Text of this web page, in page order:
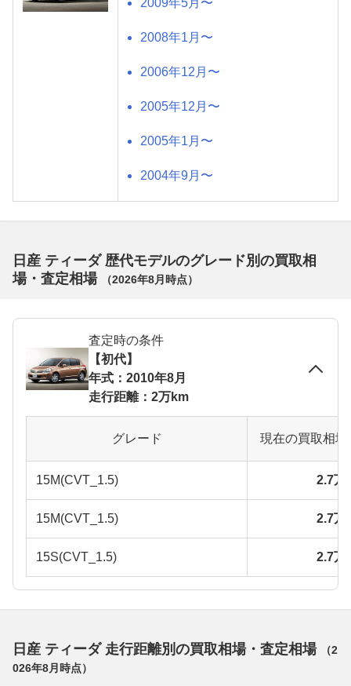
2009年5月〜
2008年1月〜
2006年12月〜
2005年12月〜
2005年1月〜
2004年9月〜
日産 ティーダ 歴代モデルのグレード別の買取相
場・査定相場
（2026年8月 時点）
査定時の条件
【初代】
年式：2010年8月
走行距離：2万km
グレード 現在の買取相
15M(CVT_1.5) 2.7万
15M(CVT_1.5) 2.7万
15S(CVT_1.5) 2.7万
日産 ティーダ 走行距離別の買取相場・査定相場 （2
026年8月 時点）